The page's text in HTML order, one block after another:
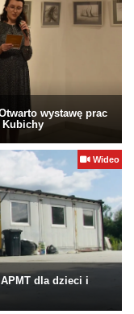
wystawę prac
Kubichy
Wideo
dla dzieci i